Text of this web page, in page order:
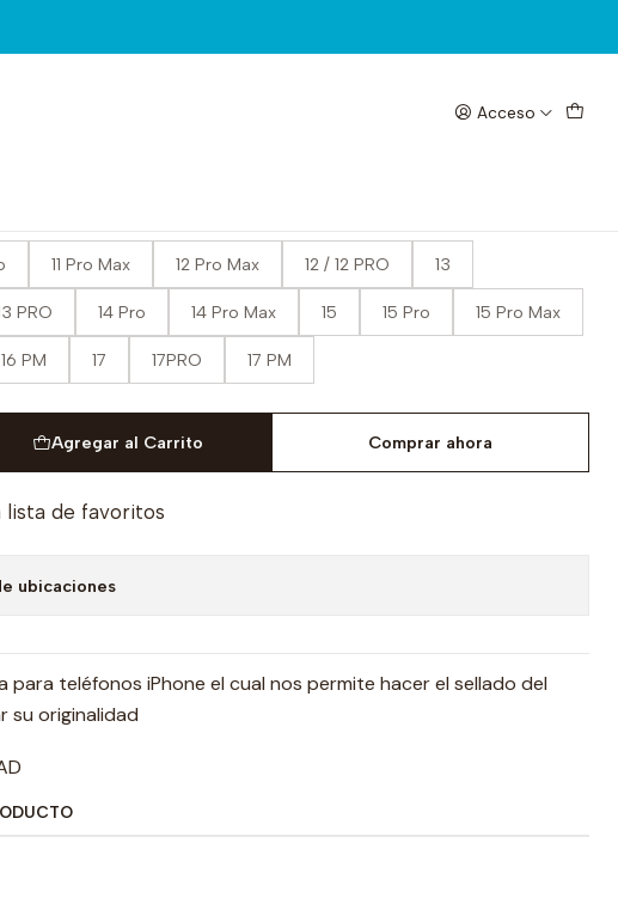
Acceso
LCD iPhone
11 Pro Max 12 Pro Max 12 / 12 PRO 13
PRO 14 Pro 14 Pro Max 15 15 Pro 15 Pro Max
16 PM 17 17PRO 17 PM
Agregar al Carrito Comprar ahora
lista de favoritos
ubicaciones
para teléfonos iPhone el cual nos permite hacer el sellado del
su originalidad